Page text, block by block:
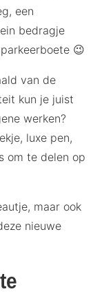
een
bedragje
😉
van de
kun je juist
werken?
luxe pen,
om te delen op
maar ook
nieuwe